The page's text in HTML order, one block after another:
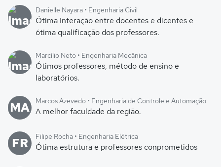
Danielle Nayara • Engenharia Civil
Ótima Interação entre docentes e dicentes e
ótima qualificação dos professores.
Marcílio Neto • Engenharia Mecânica
Ótimos professores, método de ensino e
laboratórios.
MA Marcos Azevedo • Engenharia de Controle e Automação
A melhor faculdade da região.
FR Filipe Rocha • Engenharia Elétrica
Ótima estrutura e professores conprometidos